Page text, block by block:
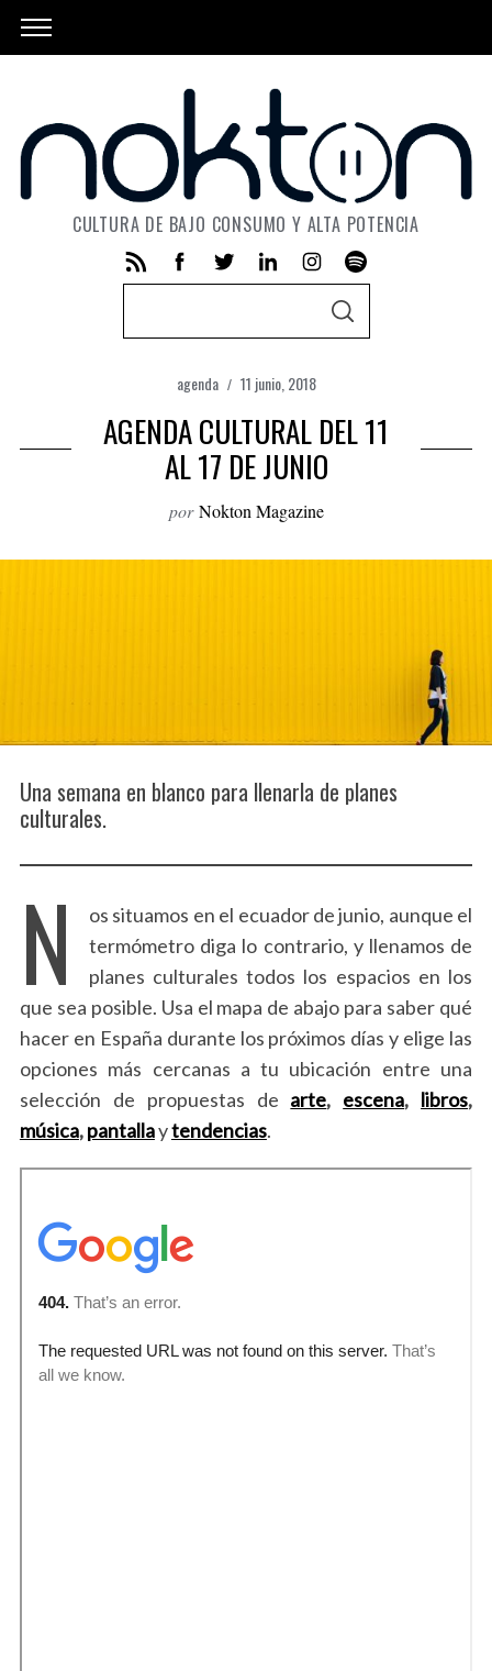
CULTURA DE BAJO CONSUMO Y ALTA POTENCIA
c
h
S
agenda 11 junio, 2018
AGENDA CULTURAL DEL 11
AL 17 DE JUNIO
por Nokton Magazine
Una semana en blanco para llenarla de planes
culturales.
N
os situamos en el ecuador de junio, aunque el
termómetro diga lo contrario, y llenamos de
planes culturales todos los espacios en los
que sea posible. Usa el mapa de abajo para saber qué
hacer en España durante los próximos días y elige las
opciones más cercanas a tu ubicación entre una
selección de propuestas de arte, escena, libros,
música,pantallaytendencias.